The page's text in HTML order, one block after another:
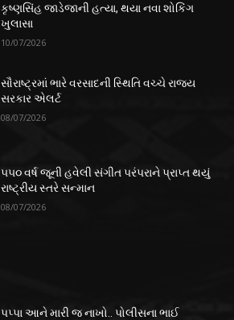
કૃષ્ણસિંહ જાડેજાની હત્યા, થયા નવા શોકિંગ
ખુલાસા
10/07/2026
સૌરાષ્ટ્રમાં ભારે વરસાદની સ્થિતિ વચ્ચે રાજ્ય
સરકાર એલર્ટ
08/07/2026
૫૫૦ વર્ષ જૂની હવેલી સંગીત પરંપરાને પ્રાપ્ત થયું
રાષ્ટ્રીય સ્તરે સન્માન
08/07/2026
પપ્પા આને મારી જ નાખો.. પોલીસના ભાઈ